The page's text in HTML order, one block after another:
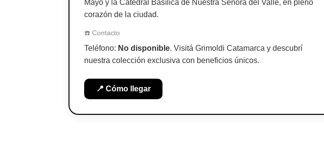
Mayo y la Catedral Basílica de Nuestra Señora del Valle, en pleno
corazón de la ciudad.
☎️ Contacto
Teléfono: No disponible. Visitá Grimoldi Catamarca y descubrí
nuestra colección exclusiva con beneficios únicos.
📍 Cómo llegar